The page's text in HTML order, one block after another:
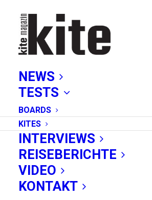
NEWS
TESTS
BOARDS
KITES
INTERVIEWS
REISEBERICHTE
VIDEO
KONTAKT
Traumurlaub im